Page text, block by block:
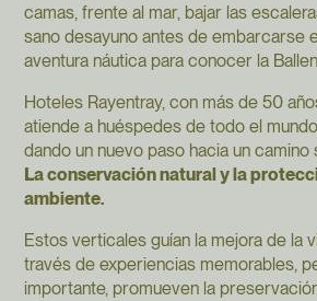
camas, frente al mar, bajar las
sano desayuno antes de embarcarse
aventura náutica para conocer la
Hoteles Rayentray, con más de 50
atiende a huéspedes de todo el
dando un nuevo paso hacia un
La conservación natural y la
ambiente.
Estos verticales guían la mejora de la
través de experiencias memorables,
importante, promueven la